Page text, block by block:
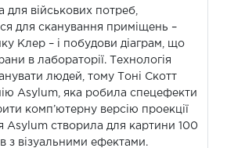
для військових потреб,
для сканування приміщень –
Клер – і побудови діаграм, що
в лабораторії. Технологія
людей, тому Тоні Скотт
Asylum, яка робила спецефекти
комп’ютерну версію проекції
Asylum створила для картини 100
з візуальними ефектами.